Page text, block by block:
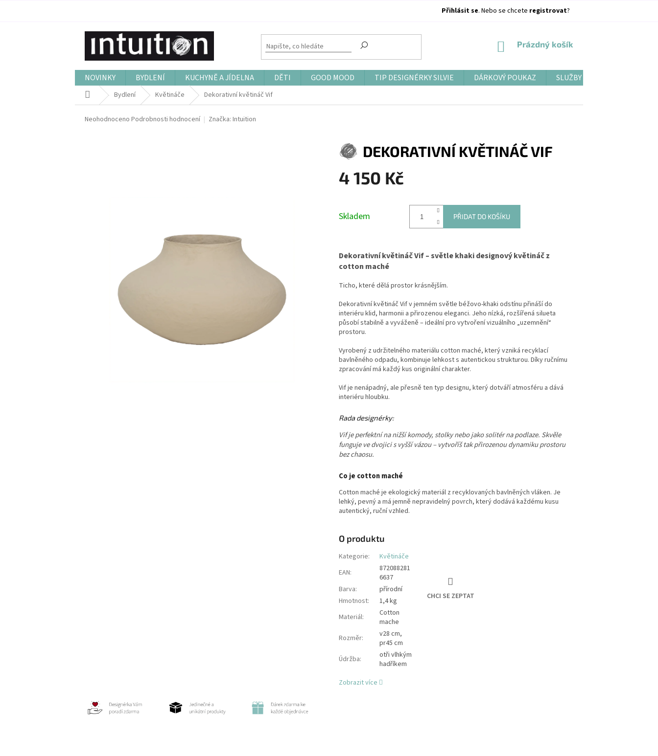
Přihlásit se. Nebo se chcete registrovat?
NÁKUPNÍ
Prázdný košík
NOVINKY BYDLENÍ KUCHYNĚ A JÍDELNA DĚTI GOOD MOOD TIP DESIGNÉRKY SILVIE DÁRKOVÝ POUKAZ SLUŽBY
Domů Bydlení Květináče Dekorativní květináč Vif
Průměrné
Neohodnoceno Podrobnosti hodnocení Značka: Intuition
DEKORATIVNÍ KVĚTINÁČ VIF
4 150 Kč
Skladem PŘIDAT DO KOŠÍKU
Dekorativní květináč Vif – světle khaki designový květináč z
cotton maché
Ticho, které dělá prostor krásnějším.
Dekorativní květináč Vif v jemném světle béžovo-khaki odstínu přináší do
interiéru klid, harmonii a přirozenou eleganci. Jeho nízká, rozšířená silueta
působí stabilně a vyváženě – ideální pro vytvoření vizuálního „uzemnění“
prostoru.
Vyrobený z udržitelného materiálu cotton maché, který vzniká recyklací
bavlněného odpadu, kombinuje lehkost s autentickou strukturou. Díky ručnímu
zpracování má každý kus originální charakter.
Vif je nenápadný, ale přesně ten typ designu, který dotváří atmosféru a dává
interiéru hloubku.
Rada designérky:
Vif je perfektní na nižší komody, stolky nebo jako solitér na podlaze. Skvěle
funguje ve dvojici s vyšší vázou – vytvoříš tak přirozenou dynamiku prostoru
bez chaosu.
Co je cotton maché
Cotton maché je ekologický materiál z recyklovaných bavlněných vláken. Je
lehký, pevný a má jemně nepravidelný povrch, který dodává každému kusu
autentický, ruční vzhled.
O produktu
Kategorie:
Květináče
EAN:
872088281
6637
Barva:
přírodní
Hmotnost:
1,4 kg
Materiál:
Cotton
mache
Rozměr:
v28 cm,
pr45 cm
Údržba:
otři vlhkým
hadříkem
CHCI SE ZEPTAT
Zobrazit více